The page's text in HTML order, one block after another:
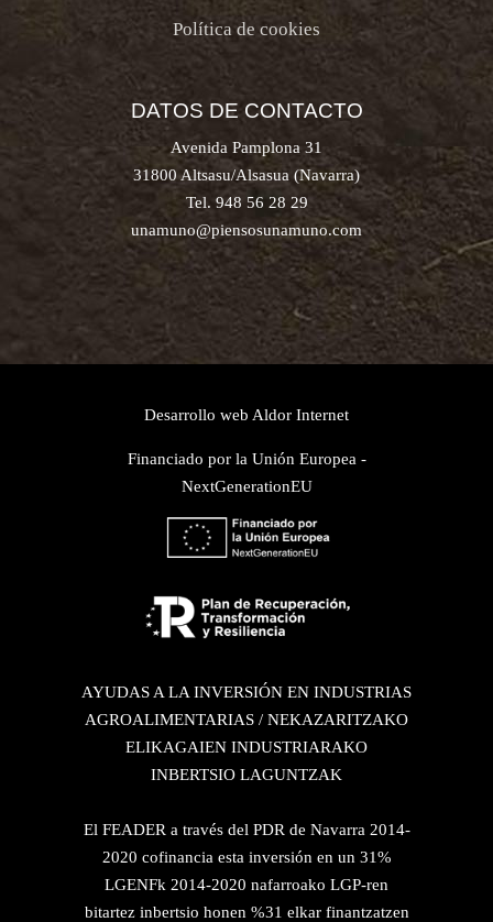
Política de cookies
DATOS DE CONTACTO
Avenida Pamplona 31
31800 Altsasu/Alsasua (Navarra)
Tel. 948 56 28 29
unamuno@piensosunamuno.com
Desarrollo web Aldor Internet
Financiado por la Unión Europea -
NextGenerationEU
AYUDAS A LA INVERSIÓN EN INDUSTRIAS
AGROALIMENTARIAS / NEKAZARITZAKO
ELIKAGAIEN INDUSTRIARAKO
INBERTSIO LAGUNTZAK
El FEADER a través del PDR de Navarra 2014-
2020 cofinancia esta inversión en un 31%
LGENFk 2014-2020 nafarroako LGP-ren
bitartez inbertsio honen %31 elkar finantzatzen